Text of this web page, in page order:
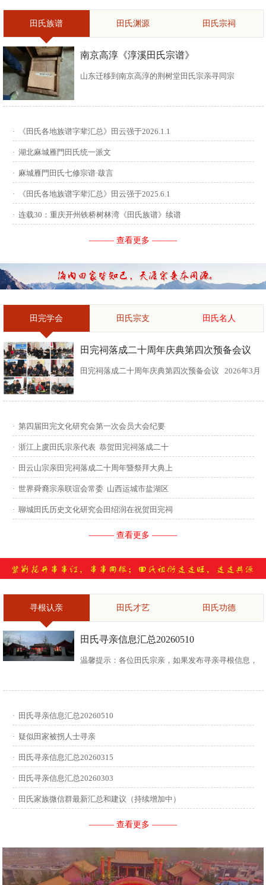
田氏族谱 田氏渊源 田氏宗祠
南京高淳《淳溪田氏宗谱》
山东迁移到南京高淳的荆树堂田氏宗亲寻同宗
· 《田氏各地族谱字辈汇总》田云强于2026.1.1
· 湖北麻城雁門田氏统一派文
· 麻城雁門田氏七修宗谱·跋言
· 《田氏各地族谱字辈汇总》田云强于2025.6.1
· 连载30：重庆开州铁桥树林湾《田氏族谱》续谱
——— 查看更多 ———
田完学会 田氏宗支 田氏名人
田完祠落成二十周年庆典第四次预备会议
田完祠落成二十周年庆典第四次预备会议 2026年3月
祖”第四次预备会议。 常务副会长田传灿宗亲主持会
议...
· 第四届田完文化研究会第一次会员大会纪要
· 浙江上虞田氏宗亲代表 恭贺田完祠落成二十
· 田云山宗亲田完祠落成二十周年暨祭拜大典上
· 世界舜裔宗亲联谊会常委 山西运城市盐湖区
· 聊城田氏历史文化研究会田绍润在祝贺田完祠
——— 查看更多 ———
寻根认亲 田氏才艺 田氏功德
田氏寻亲信息汇总20260510
温馨提示：各位田氏宗亲，如果发布寻亲寻根信息，
讳，迁居前字辈和迁居后历次新续的字辈，分迁族人
迁居地，因何原因迁居等。最后别忘了留下联系人和
联系方式。 没有家谱的问问族中老年人口耳相传的信
息有哪些，有家谱请把家谱中的信息简...
· 田氏寻亲信息汇总20260510
· 疑似田家被拐人士寻亲
· 田氏寻亲信息汇总20260315
· 田氏寻亲信息汇总20260303
· 田氏家族微信群最新汇总和建议（持续增加中）
——— 查看更多 ———